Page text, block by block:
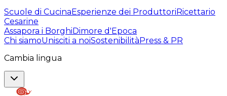
Scuole di CucinaEsperienze dei ProduttoriRicettario
Cesarine
Assapora i BorghiDimore d'Epoca
Chi siamoUnisciti a noiSostenibilitàPress & PR
Cambia lingua